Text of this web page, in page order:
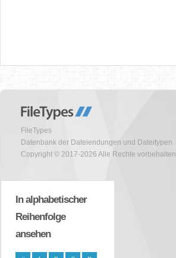
FileTypes
Datenbank der Dateiendungen und Dateitypen
Copyright © 2017-2026 Alle Rechte vorbehalten
In alphabetischer
Reihenfolge
ansehen